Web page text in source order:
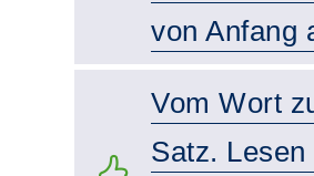
von Anfang
Vom Wort
Satz. Lesen